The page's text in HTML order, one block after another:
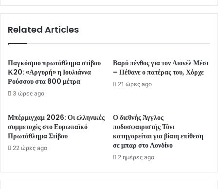
Related Articles
Παγκόσμιο πρωτάθλημα στίβου
Κ20: «Αργυρή» η Ιουλιάννα
Ρούσσου στα 800 μέτρα
3 ώρες ago
Βαρύ πένθος για τον Λιονέλ Μέσι
– Πέθανε ο πατέρας του, Χόρχε
21 ώρες ago
Μπέρμιγχαμ 2026: Οι ελληνικές
συμμετοχές στο Ευρωπαϊκό
Πρωτάθλημα Στίβου
22 ώρες ago
Ο διεθνής Άγγλος
ποδοσφαιριστής Τόνι
κατηγορείται για βίαιη επίθεση
σε μπαρ στο Λονδίνο
2 ημέρες ago